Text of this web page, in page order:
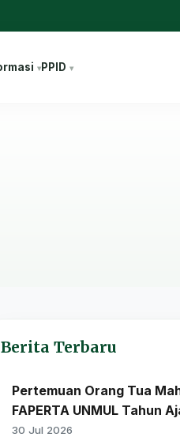
PPID
Berita Terbaru
Pertemuan Orang Tua
FAPERTA UNMUL Tahun
30 Jul 2026